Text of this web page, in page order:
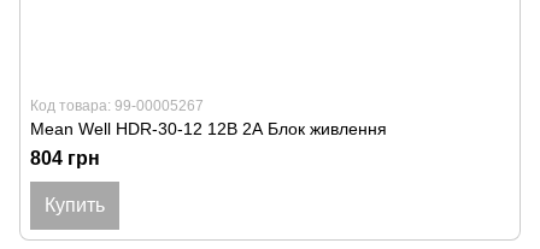
Код товара: 99-00005267
Mean Well HDR-30-12 12В 2А Блок живлення
804 грн
Купить